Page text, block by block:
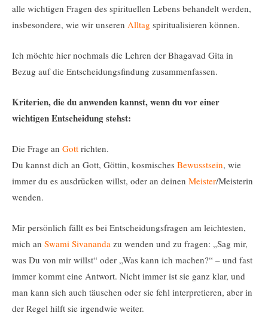
alle wichtigen Fragen des spirituellen Lebens behandelt werden,
insbesondere, wie wir unseren Alltag spiritualisieren können.
Ich möchte hier nochmals die Lehren der Bhagavad Gita in
Bezug auf die Entscheidungsfindung zusammenfassen.
Kriterien, die du anwenden kannst, wenn du vor einer
wichtigen Entscheidung stehst:
Die Frage an Gott richten.
Du kannst dich an Gott, Göttin, kosmisches Bewusstsein, wie
immer du es ausdrücken willst, oder an deinen Meister/Meisterin
wenden.
Mir persönlich fällt es bei Entscheidungsfragen am leichtesten,
mich an Swami Sivananda zu wenden und zu fragen: „Sag mir,
was Du von mir willst“ oder „Was kann ich machen?“ – und fast
immer kommt eine Antwort. Nicht immer ist sie ganz klar, und
man kann sich auch täuschen oder sie fehl interpretieren, aber in
der Regel hilft sie irgendwie weiter.